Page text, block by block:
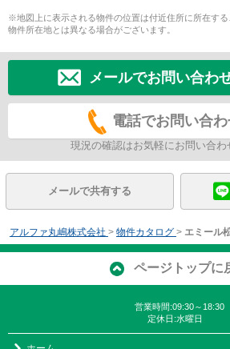
※地図上に表示される物件の位置は付近住所に所在す
物件所在地とは異なる場合がございます。
メールでお問い合わ
電話でお問い合
現況の確認はお気軽にお問い合わ
メールで共有する
アルファ丸嶋株式会社 > 物件カタログ > エミール
ページトップに
営業時間:09:30～18:30
定休日:水曜日